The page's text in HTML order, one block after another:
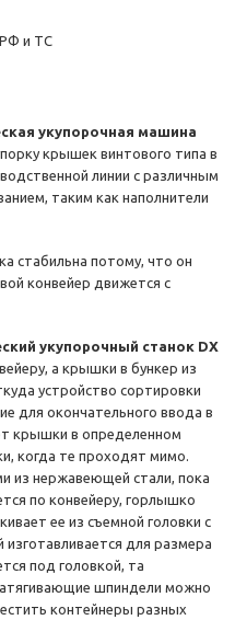
РФ и ТС
укупорочная машина
крышек винтового типа в
линии с различным
таким как наполнители
стабильна потому, что он
конвейер движется с
укупорочный станок DX
а крышки в бункер из
устройство сортировки
для окончательного ввода в
крышки в определенном
когда те проходят мимо.
из нержавеющей стали, пока
по конвейеру, горлышко
ее из съемной головки с
для размера
под головкой, та
шпиндели можно
контейнеры разных